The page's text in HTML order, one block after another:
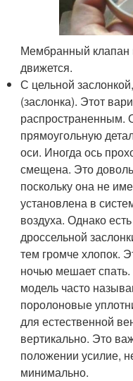
Мембранный клапан
движется.
С цельной
(заслонка). Этот
распространенным.
прямоугольную
оси. Иногда ось
смещена. Это
поскольку она не
установлена в
воздуха. Однако
дроссельной
тем громче хлопок.
ночью мешает
модель часто
поролоновые
для естественной
вертикально. Это
положении усилие,
минимально.